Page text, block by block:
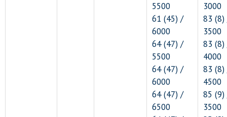
5500
61 (45) /
6000
64 (47) /
5500
64 (47) /
6000
64 (47) /
6500
3000
83
3500
83
4000
83
4500
85
3500